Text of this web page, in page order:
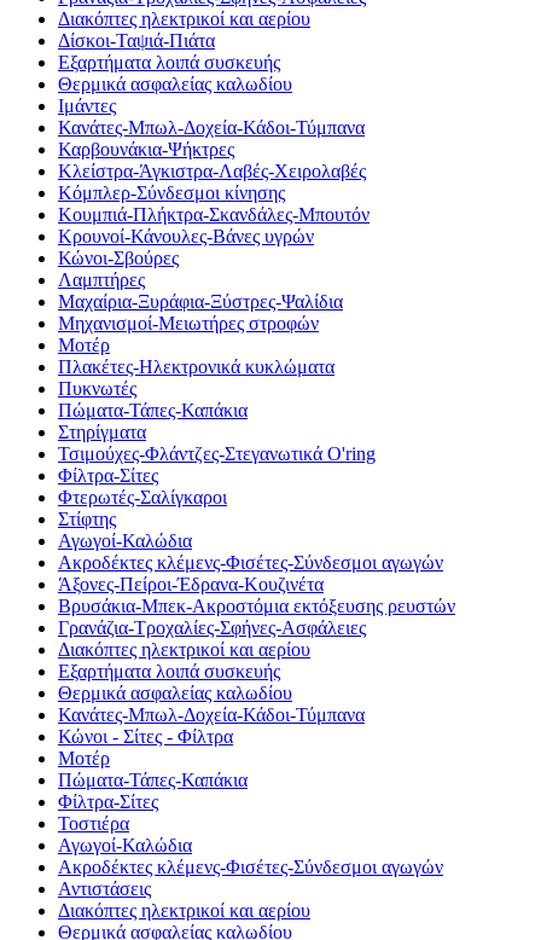
Διακόπτες ηλεκτρικοί και αερίου
Δίσκοι-Ταψιά-Πιάτα
Εξαρτήματα λοιπά συσκευής
Θερμικά ασφαλείας καλωδίου
Ιμάντες
Κανάτες-Μπωλ-Δοχεία-Κάδοι-Τύμπανα
Καρβουνάκια-Ψήκτρες
Κλείστρα-Άγκιστρα-Λαβές-Χειρολαβές
Κόμπλερ-Σύνδεσμοι κίνησης
Κουμπιά-Πλήκτρα-Σκανδάλες-Μπουτόν
Κρουνοί-Κάνουλες-Βάνες υγρών
Κώνοι-Σβούρες
Λαμπτήρες
Μαχαίρια-Ξυράφια-Ξύστρες-Ψαλίδια
Μηχανισμοί-Μειωτήρες στροφών
Μοτέρ
Πλακέτες-Ηλεκτρονικά κυκλώματα
Πυκνωτές
Πώματα-Τάπες-Καπάκια
Στηρίγματα
Τσιμούχες-Φλάντζες-Στεγανωτικά O'ring
Φίλτρα-Σίτες
Φτερωτές-Σαλίγκαροι
Στίφτης
Αγωγοί-Καλώδια
Ακροδέκτες κλέμενς-Φισέτες-Σύνδεσμοι αγωγών
Άξονες-Πείροι-Έδρανα-Κουζινέτα
Βρυσάκια-Μπεκ-Ακροστόμια εκτόξευσης ρευστών
Γρανάζια-Τροχαλίες-Σφήνες-Ασφάλειες
Διακόπτες ηλεκτρικοί και αερίου
Εξαρτήματα λοιπά συσκευής
Θερμικά ασφαλείας καλωδίου
Κανάτες-Μπωλ-Δοχεία-Κάδοι-Τύμπανα
Κώνοι - Σίτες - Φίλτρα
Μοτέρ
Πώματα-Τάπες-Καπάκια
Φίλτρα-Σίτες
Τοστιέρα
Αγωγοί-Καλώδια
Ακροδέκτες κλέμενς-Φισέτες-Σύνδεσμοι αγωγών
Αντιστάσεις
Διακόπτες ηλεκτρικοί και αερίου
Θερμικά ασφαλείας καλωδίου